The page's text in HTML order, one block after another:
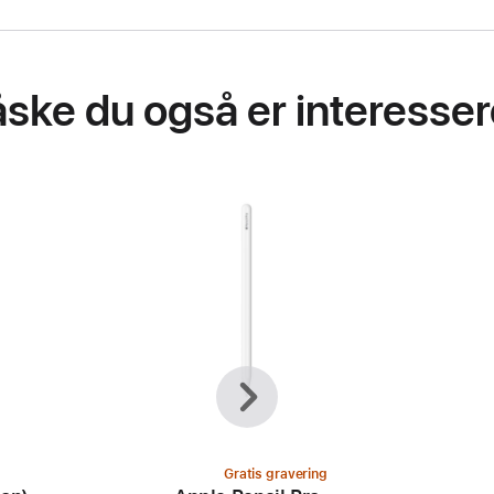
du også er
Gratis gravering
Forrige
Næste